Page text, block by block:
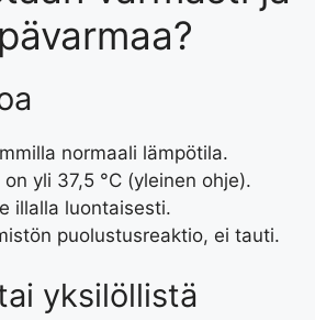
normaali lämpötila.
yli 37,5 °C (yleinen ohje).
illalla luontaisesti.
puolustusreaktio, ei tauti.
yksilöllistä